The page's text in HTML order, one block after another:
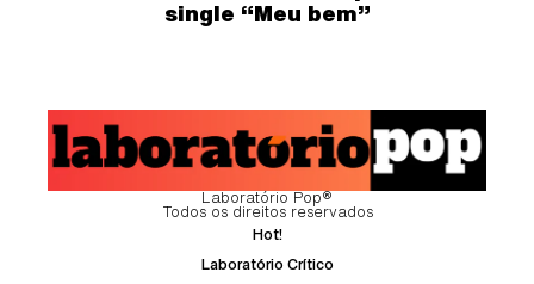
single “Meu bem”
Laboratório Pop®
Todos os direitos reservados
Hot!
Laboratório Crítico